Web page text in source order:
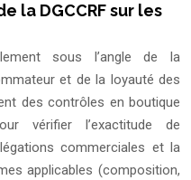
la DGCCRF sur les
sous l’angle de la
et de la loyauté des
des contrôles en boutique
vérifier l’exactitude de
commerciales et la
applicables (composition,